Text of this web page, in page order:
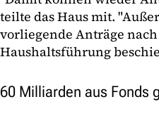
teilte das Haus mit.
vorliegende Anträge
Haushaltsführung
60 Milliarden aus Fonds